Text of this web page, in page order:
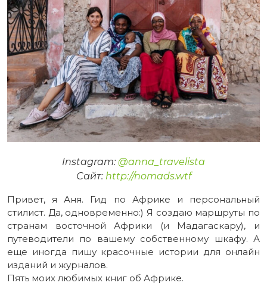
Instagram: @anna_travelista
Сайт: http://nomads.wtf
Привет, я Аня. Гид по Африке и персональный
стилист. Да, одновременно:) Я создаю маршруты по
странам восточной Африки (и Мадагаскару), и
путеводители по вашему собственному шкафу. А
еще иногда пишу красочные истории для онлайн
изданий и журналов.
Пять моих любимых книг об Африке.